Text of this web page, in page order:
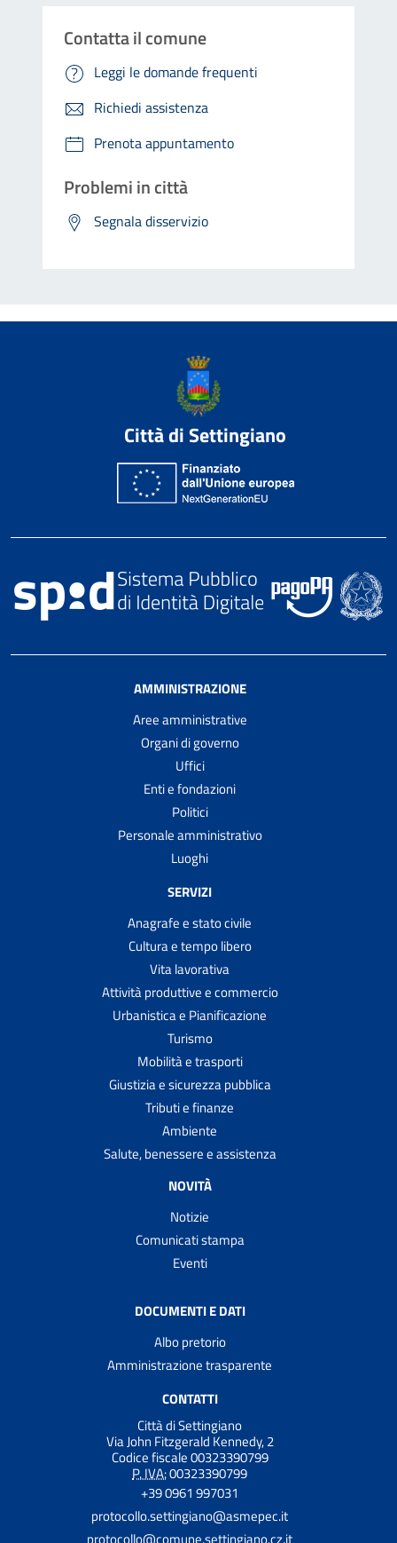
Contatta il comune
Leggi le domande frequenti
Richiedi assistenza
Prenota appuntamento
Problemi in città
Segnala disservizio
Città di Settingiano
AMMINISTRAZIONE
Aree amministrative
Organi di governo
Uffici
Enti e fondazioni
Politici
Personale amministrativo
Luoghi
SERVIZI
Anagrafe e stato civile
Cultura e tempo libero
Vita lavorativa
Attività produttive e commercio
Urbanistica e Pianificazione
Turismo
Mobilità e trasporti
Giustizia e sicurezza pubblica
Tributi e finanze
Ambiente
Salute, benessere e assistenza
NOVITÀ
Notizie
Comunicati stampa
Eventi
DOCUMENTI E DATI
Albo pretorio
Amministrazione trasparente
CONTATTI
Città di Settingiano
Via John Fitzgerald Kennedy, 2
Codice fiscale 00323390799
P. IVA:00323390799
+39 0961 997031
protocollo.settingiano@asmepec.it